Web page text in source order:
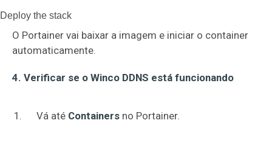
Deploy the stack
O Portainer vai baixar a imagem e iniciar o container
automaticamente.
4. Verificar se o Winco DDNS está funcionando
Vá até Containers no Portainer.